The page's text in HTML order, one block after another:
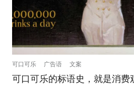
可口可乐 广告语 文案
可口可乐的标语史，就是消费